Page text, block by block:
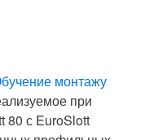
монтажу
при
80 с EuroSlott